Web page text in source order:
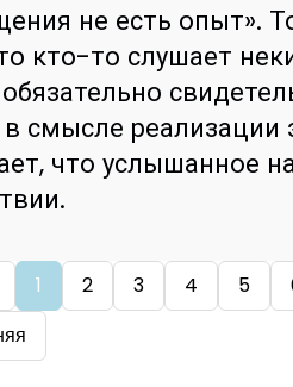
не есть опыт».
кто-то слушает
смысле реализации
что услышанное
1 2 3 4 5